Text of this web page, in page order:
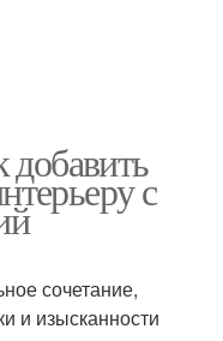
добавить
с
сочетание,
и изысканности